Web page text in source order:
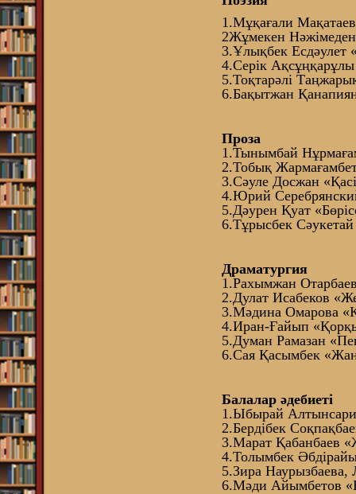
1.Мұқағали
2Жұмекен
3.Ұлықбек Есдәулет
4.Серік
5.Тоқтарәлі
6.Бақытжан
Проза
1.Тынымбай
2.Тобық
3.Сәуле Досжан
4.Юрий
5.Дәурен Қуат
6.Тұрысбек
Драматургия
1.Рахымжан
2.Дулат Исабеков
3.Мәдина Омарова
4.Иран-Ғайып
5.Думан Рамазан
6.Сая Қасымбек
Балалар әдебиеті
1.Ыбырай
2.Бердібек
3.Марат Қабанбаев
4.Толымбек
5.Зира Наурызбаева,
6.Мәди Айымбетов